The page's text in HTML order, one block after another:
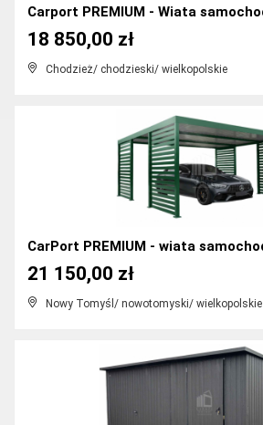
Chodzież/ chodzieski/ wielkopolskie
18 850,00 zł
Nowy Tomyśl/ nowotomyski/ wielkopolskie
21 150,00 zł